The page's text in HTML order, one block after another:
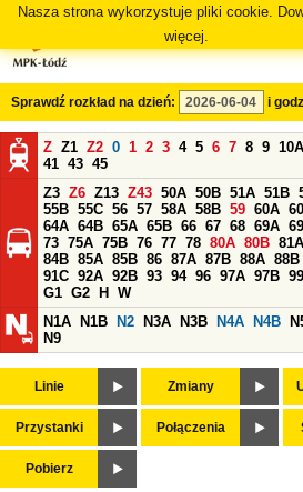
Nasza strona wykorzystuje pliki cookie.
więcej.
Sprawdź rozkład na dzień: i
Z Z1 Z2 0 1 2 3 4 5 6 7 8 9 10A
41 43 45
Z3 Z6 Z13 Z43 50A 50B 51A 51B
55B 55C 56 57 58A 58B 59 60A
64A 64B 65A 65B 66 67 68 69A
73 75A 75B 76 77 78 80A 80B 81A
84B 85A 85B 86 87A 87B 88A 88B
91C 92A 92B 93 94 96 97A 97B 99
G1 G2 H
W
N1A
N1B N2 N3A N3B N4A N4B
N9
Linie Zmiany
Przystanki Połączenia
Pobierz